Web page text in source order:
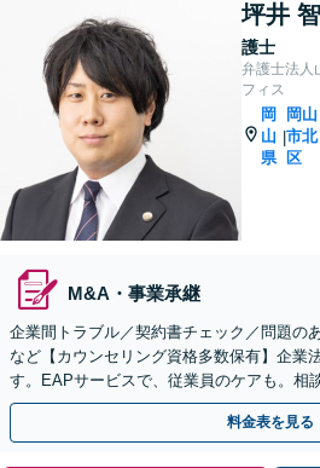
坪井
護士
弁護士法人
フィス
岡
山
県
|
岡山
市北
区
M&A・事業承継
企業間トラブル／契約書チェック／問題の
など【カウンセリング資格多数保有】企業
す。EAPサービスで、従業員のケアも。相
在に！メンタルヘルスのご相談も可能【初
料金表を見る